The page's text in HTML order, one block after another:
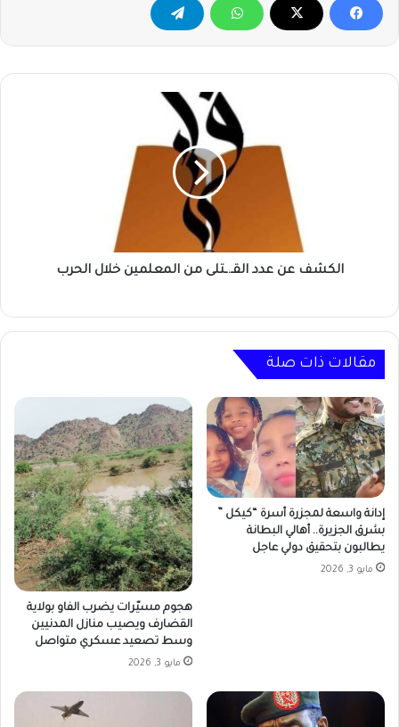
الكشف عن عدد القـ.ـتلى من المعلمين خلال الحرب
مقالات ذات صلة
إدانة واسعة لمجزرة أسرة “كيكل ”
بشرق الجزيرة.. أهالي البطانة
يطالبون بتحقيق دولي عاجل
مايو 3, 2026
هجوم مسيّرات يضرب الفاو بولاية
القضارف ويصيب منازل المدنيين
وسط تصعيد عسكري متواصل
مايو 3, 2026